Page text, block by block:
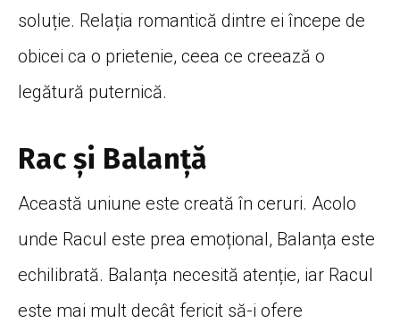
soluție. Relația romantică dintre ei începe de
obicei ca o prietenie, ceea ce creează o
legătură puternică.
Rac şi Balanţă
Această uniune este creată în ceruri. Acolo
unde Racul este prea emoțional, Balanța este
echilibrată. Balanța necesită atenție, iar Racul
este mai mult decât fericit să-i ofere